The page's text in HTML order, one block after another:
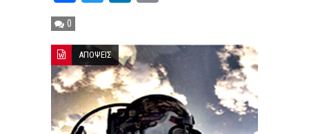
0
ΑΠΟΨΕΙΣ